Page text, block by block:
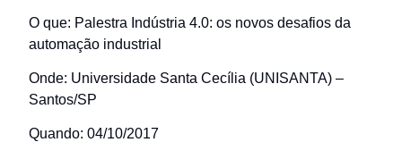
O que: Palestra Indústria 4.0: os novos desafios da
automação industrial
Onde: Universidade Santa Cecília (UNISANTA) –
Santos/SP
Quando: 04/10/2017